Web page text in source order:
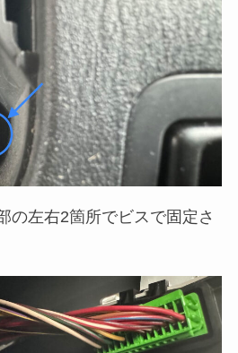
の左右2箇所でビスで固定さ